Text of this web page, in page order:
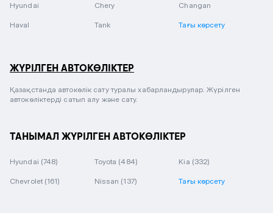
Hyundai Chery Changan
Haval Tank Тағы көрсету
ЖҮРІЛГЕН АВТОКӨЛІКТЕР
Қазақстанда автокөлік сату туралы хабарландырулар. Жүрілген
автокөліктерді сатып алу және сату.
ТАНЫМАЛ ЖҮРІЛГЕН АВТОКӨЛІКТЕР
Hyundai (748) Toyota (484) Kia (332)
Chevrolet (161) Nissan (137) Тағы көрсету